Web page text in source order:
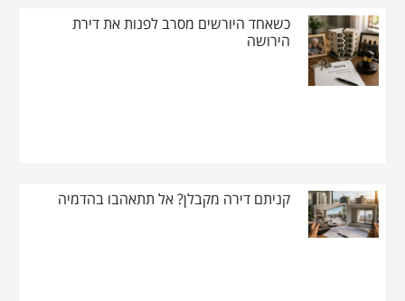
כשאחד היורשים מסרב לפנות את דירת
הירושה
קניתם דירה מקבלן? אל תתאהבו בהדמיה